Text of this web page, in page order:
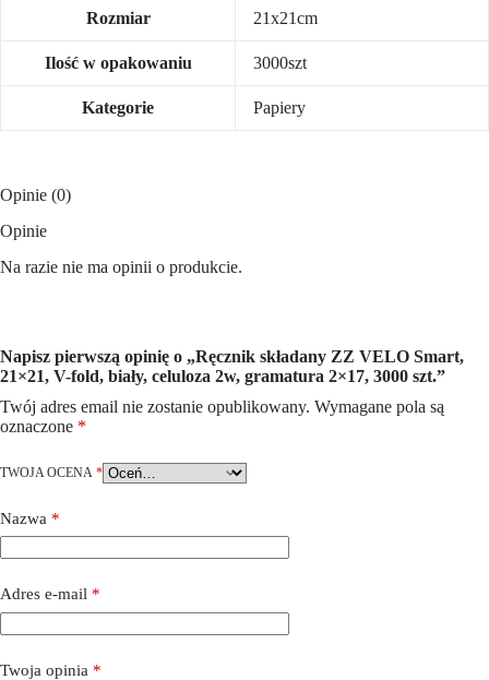
Rozmiar 21x21cm
Ilość w opakowaniu 3000szt
Kategorie Papiery
Opinie (0)
Opinie
Na razie nie ma opinii o produkcie.
Napisz pierwszą opinię o „Ręcznik składany ZZ VELO Smart,
21×21, V-fold, biały, celuloza 2w, gramatura 2×17, 3000 szt.”
Twój adres email nie zostanie opublikowany. Wymagane pola są
oznaczone *
TWOJA OCENA *
Nazwa *
Adres e-mail *
Twoja opinia *